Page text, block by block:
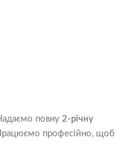
повну 2-річну
професійно, щоб